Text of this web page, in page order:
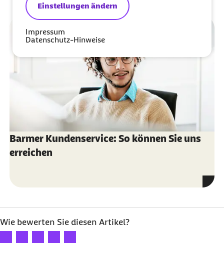
Einstellungen ändern
Impressum
Datenschutz-Hinweise
Barmer Kundenservice: So können Sie uns
erreichen
Wie bewerten Sie diesen Artikel?
Ihre Bewertung: 1 Stern
Ihre Bewertung: 2 Sterne
Ihre Bewertung: 3 Sterne
Ihre Bewertung: 4 Sterne
Ihre Bewertung: 5 Sterne